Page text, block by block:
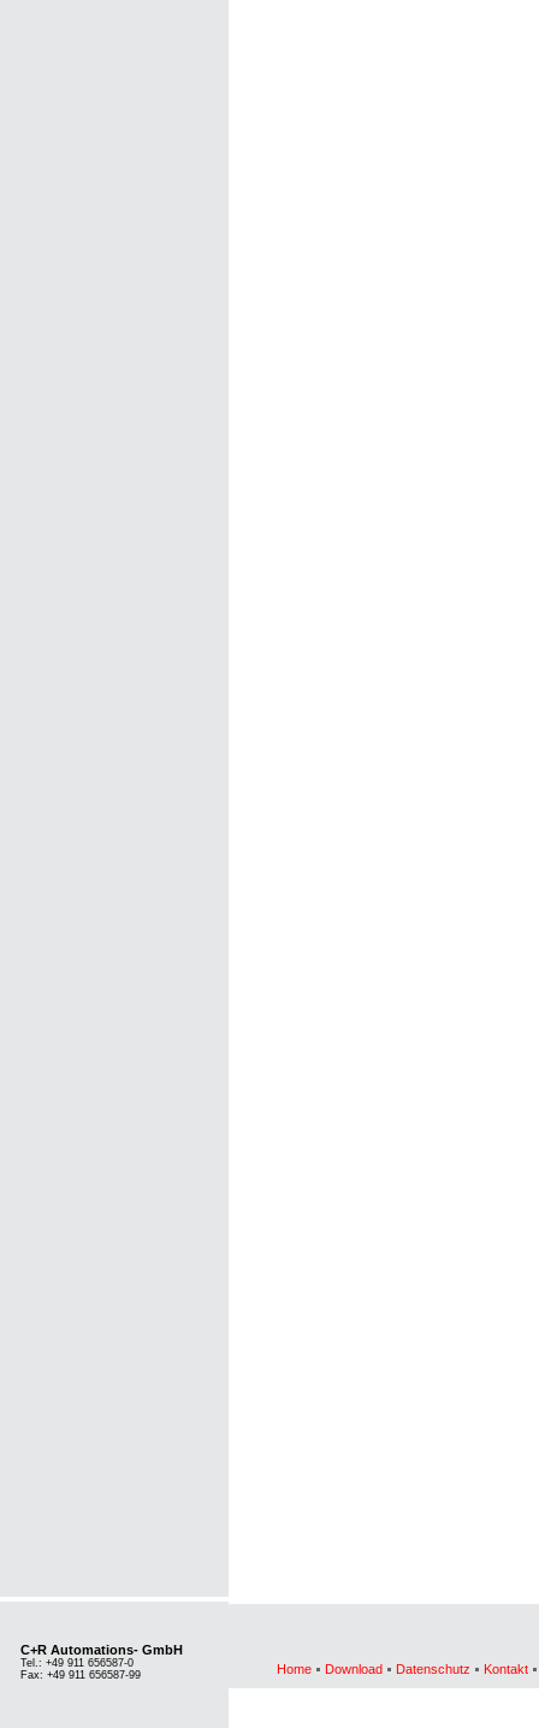
C+R Automations- GmbH
Tel.: +49 911 656587-0
Fax: +49 911 656587-99
Home Download Datenschutz Kontakt